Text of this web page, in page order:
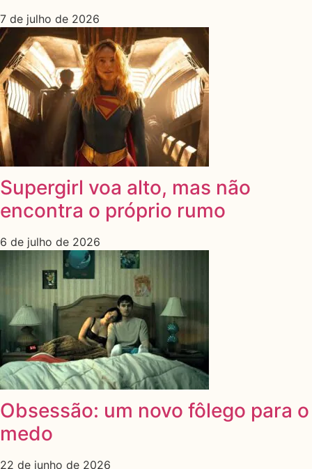
7 de julho de 2026
Supergirl voa alto, mas não
encontra o próprio rumo
6 de julho de 2026
Obsessão: um novo fôlego para o
medo
22 de junho de 2026